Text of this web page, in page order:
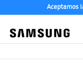
Aceptamos